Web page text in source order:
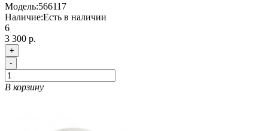
Модель:566117
Наличие:Есть в наличии
6
3 300 р.
+
-
В корзину